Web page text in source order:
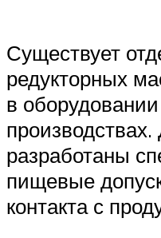
Существует
редукторных
в
разработаны
пищевые
контакта с